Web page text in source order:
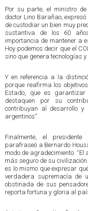
Por su parte, el ministro de
doctor Lino Barañao,
de custodiar un bien muy
sustantiva de los 60
importancia de mantener a
Hoy podemos decir que el
sino que genera tecnologías
Y en referencia a la
porque reafirma los
Estado, que es
destaquen por su
contribuyan al desarrollo
argentinos”.
Finalmente, el presidente
parafraseó a Bernardo
modo de agradecimiento:
más seguro de su
es lo mismo que expresar
verdadera supremacía de
obstinada de sus
reporta fortuna y gloria al